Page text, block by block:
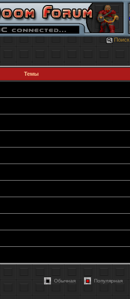
Поиск
Темы
Обычная Популярная